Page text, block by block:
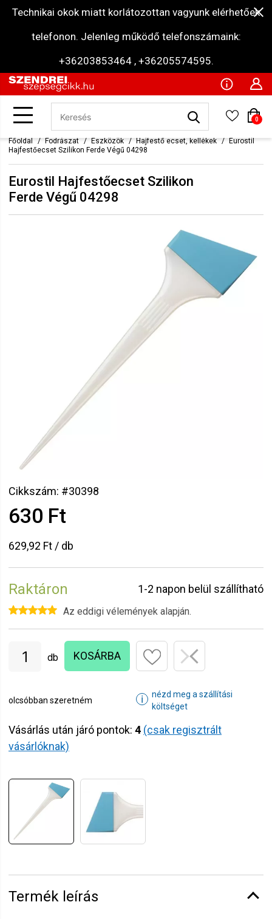
Technikai okok miatt korlátozottan vagyunk elérhetőek
telefonon. Jelenleg működő telefonszámaink:
+36203853464 , +36205574595.
0
Főoldal Fodrászat Eszközök Hajfestő ecset, kellékek
Eurostil
Hajfestőecset Szilikon Ferde Végű 04298
Eurostil Hajfestőecset Szilikon
Ferde Végű 04298
Cikkszám: #30398
630 Ft
629,92 Ft / db
Raktáron 1-2 napon belül szállítható
Az eddigi vélemények alapján.
db KOSÁRBA
olcsóbban szeretném ℹ
nézd meg a szállítási
költséget
Vásárlás után járó pontok: 4 (csak regisztrált
vásárlóknak)
Termék leírás